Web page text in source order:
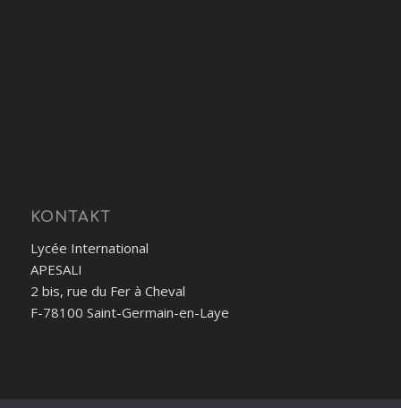
KONTAKT
Lycée International
APESALI
2 bis, rue du Fer à Cheval
F-78100 Saint-Germain-en-Laye